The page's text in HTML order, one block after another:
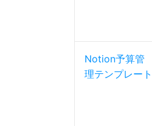
Notion予算管
理テンプレート